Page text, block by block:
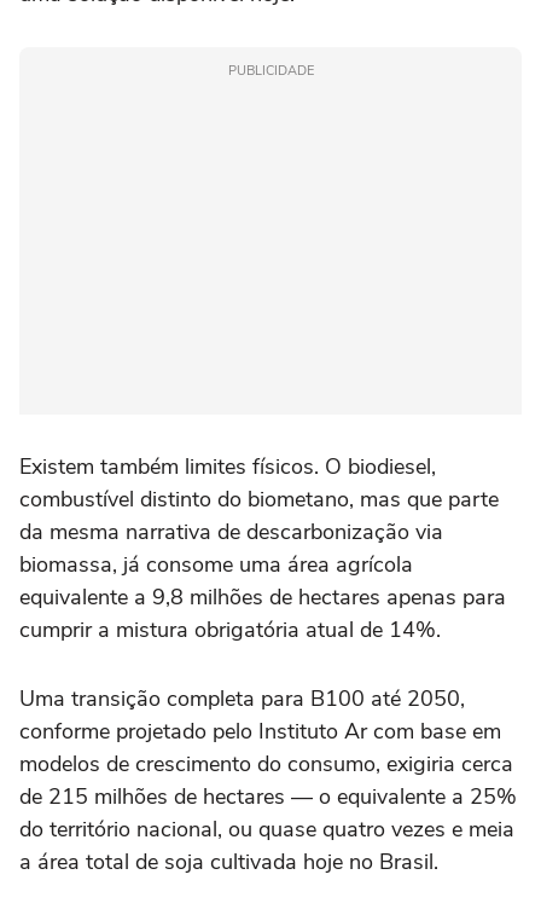
PUBLICIDADE
Existem também limites físicos. O biodiesel,
combustível distinto do biometano, mas que parte
da mesma narrativa de descarbonização via
biomassa, já consome uma área agrícola
equivalente a 9,8 milhões de hectares apenas para
cumprir a mistura obrigatória atual de 14%.
Uma transição completa para B100 até 2050,
conforme projetado pelo Instituto Ar com base em
modelos de crescimento do consumo, exigiria cerca
de 215 milhões de hectares — o equivalente a 25%
do território nacional, ou quase quatro vezes e meia
a área total de soja cultivada hoje no Brasil.